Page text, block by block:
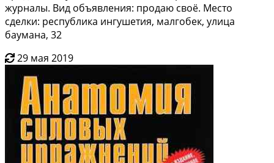
журналы. Вид объявления: продаю своё. Место
сделки: республика ингушетия, малгобек, улица
баумана, 32
29 мая 2019